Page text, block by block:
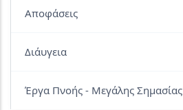
Αποφάσεις
Διάυγεια
Έργα Πνοής - Μεγάλης Σημασίας